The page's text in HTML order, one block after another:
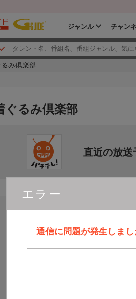
ジャンル チャン
み倶楽部
エラー
通信に問題が発生しま
ぐるみ倶楽部
直近の放送